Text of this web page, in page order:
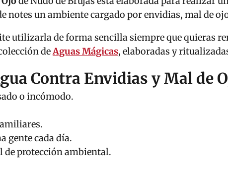
notes un ambiente cargado por envidias, mal de
utilizarla de forma sencilla siempre que quieras
deAguas Mágicas, elaboradas y
Contra Envidias y Mal de
o incómodo.
gente cada día.
protección ambiental.